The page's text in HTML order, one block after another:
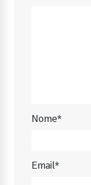
Nome*
Email*